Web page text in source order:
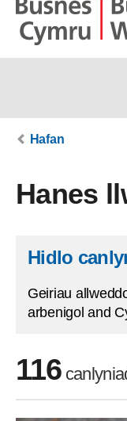
Hafan
Hanes
Hidlo
Geiriau
arbenigol and
116